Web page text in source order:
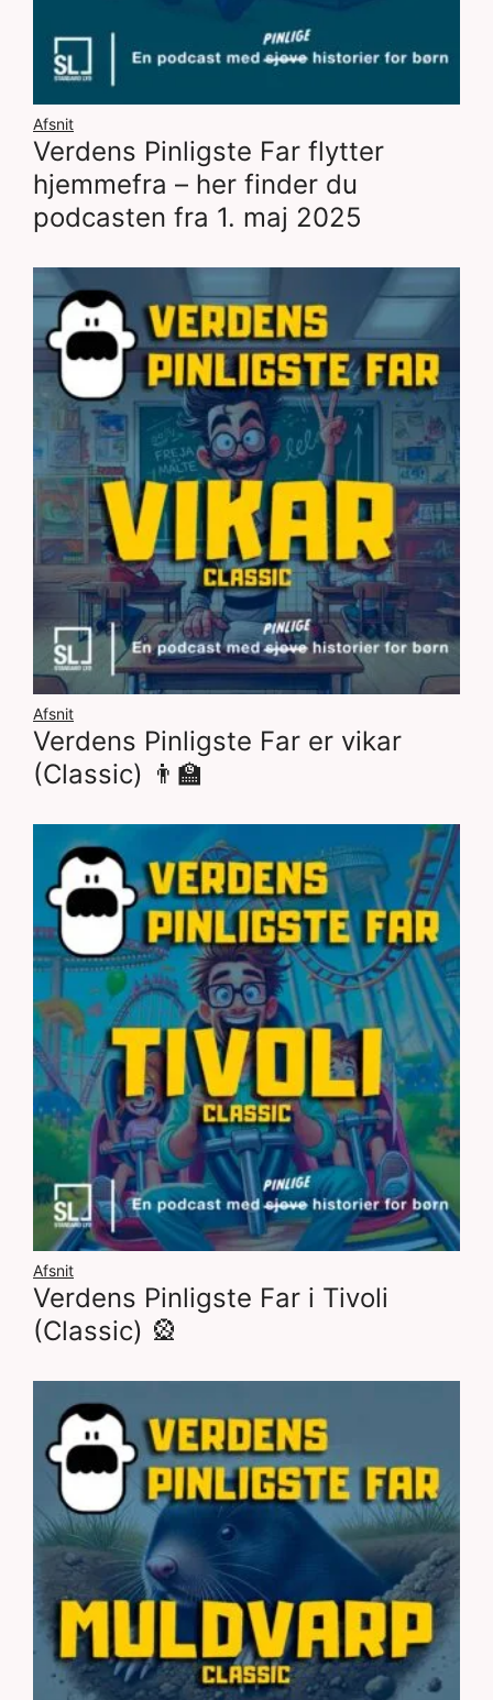
Afsnit
Verdens Pinligste Far flytter
hjemmefra – her finder du
podcasten fra 1. maj 2025
Afsnit
Verdens Pinligste Far er vikar
(Classic) 👨‍🏫
Afsnit
Verdens Pinligste Far i Tivoli
(Classic) 🎡